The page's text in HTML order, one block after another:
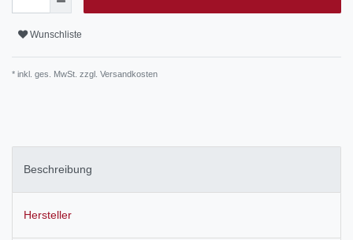
Wunschliste
* inkl. ges. MwSt. zzgl. Versandkosten
Beschreibung
Hersteller